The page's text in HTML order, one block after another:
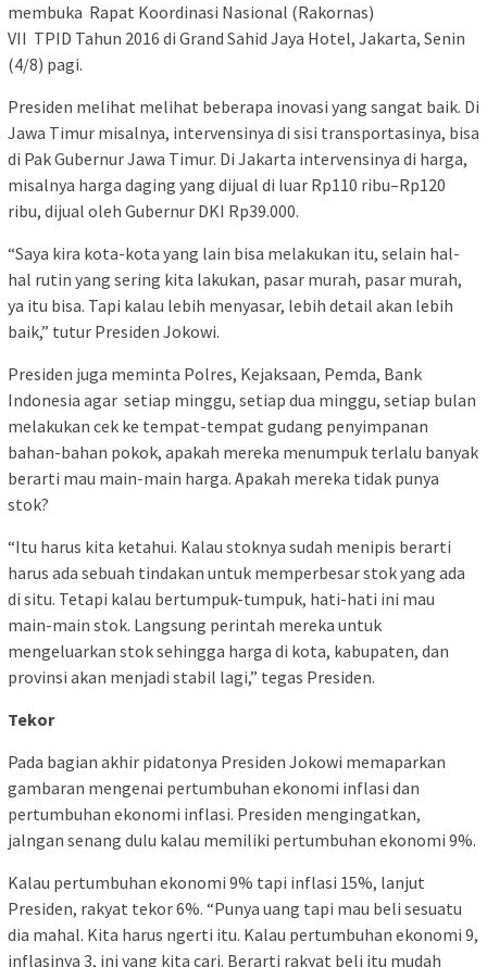
membuka Rapat Koordinasi Nasional (Rakornas)
VII TPID Tahun 2016 di Grand Sahid Jaya Hotel, Jakarta, Senin
(4/8) pagi.
Presiden melihat melihat beberapa inovasi yang sangat baik. Di
Jawa Timur misalnya, intervensinya di sisi transportasinya, bisa
di Pak Gubernur Jawa Timur. Di Jakarta intervensinya di harga,
misalnya harga daging yang dijual di luar Rp110 ribu–Rp120
ribu, dijual oleh Gubernur DKI Rp39.000.
“Saya kira kota-kota yang lain bisa melakukan itu, selain hal-
hal rutin yang sering kita lakukan, pasar murah, pasar murah,
ya itu bisa. Tapi kalau lebih menyasar, lebih detail akan lebih
baik,” tutur Presiden Jokowi.
Presiden juga meminta Polres, Kejaksaan, Pemda, Bank
Indonesia agar setiap minggu, setiap dua minggu, setiap bulan
melakukan cek ke tempat-tempat gudang penyimpanan
bahan-bahan pokok, apakah mereka menumpuk terlalu banyak
berarti mau main-main harga. Apakah mereka tidak punya
stok?
“Itu harus kita ketahui. Kalau stoknya sudah menipis berarti
harus ada sebuah tindakan untuk memperbesar stok yang ada
di situ. Tetapi kalau bertumpuk-tumpuk, hati-hati ini mau
main-main stok. Langsung perintah mereka untuk
mengeluarkan stok sehingga harga di kota, kabupaten, dan
provinsi akan menjadi stabil lagi,” tegas Presiden.
Tekor
Pada bagian akhir pidatonya Presiden Jokowi memaparkan
gambaran mengenai pertumbuhan ekonomi inflasi dan
pertumbuhan ekonomi inflasi. Presiden mengingatkan,
jalngan senang dulu kalau memiliki pertumbuhan ekonomi 9%.
Kalau pertumbuhan ekonomi 9% tapi inflasi 15%, lanjut
Presiden, rakyat tekor 6%. “Punya uang tapi mau beli sesuatu
dia mahal. Kita harus ngerti itu. Kalau pertumbuhan ekonomi 9,
inflasinya 3, ini yang kita cari. Berarti rakyat beli itu mudah